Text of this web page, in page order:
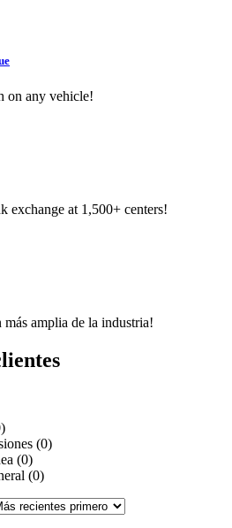
on any vehicle!
exchange at 1,500+ centers!
más amplia de la industria!
(0)
(0)
(0)